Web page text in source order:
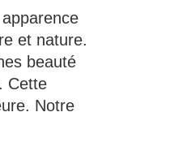
et nature.
beauté
Cette
Notre